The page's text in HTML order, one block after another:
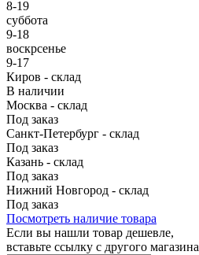
8-19
суббота
9-18
воскрсенье
9-17
Киров - склад
В наличии
Москва - склад
Под заказ
Санкт-Петербург - склад
Под заказ
Казань - склад
Под заказ
Нижний Новгород - склад
Под заказ
Посмотреть наличие товара
Если вы нашли товар дешевле,
вставьте ссылку с другого магазина